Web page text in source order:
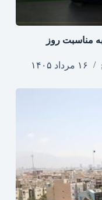
مناسبت روز
۱۶ مرداد ۱۴۰۵